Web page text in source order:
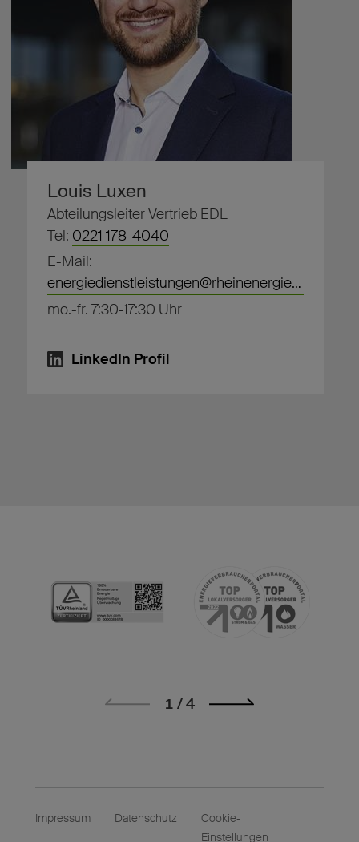
Louis Luxen
Abteilungsleiter Vertrieb EDL
Tel: 0221 178-4040
E-Mail:
energiedienstleistungen@rheinenergie.com
mo.-fr. 7:30-17:30 Uhr
LinkedIn Profil
1
Impressum Datenschutz
Cookie-
Einstellungen